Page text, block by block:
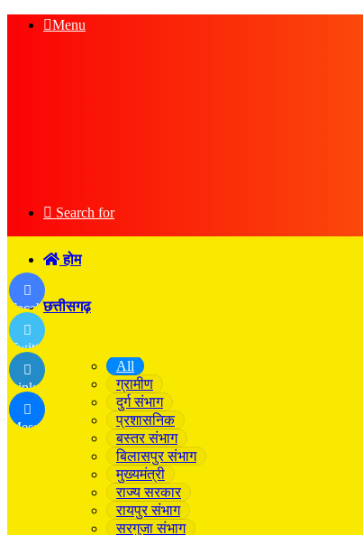
Menu
Search for
होम
छत्तीसगढ़
All
ग्रामीण
दुर्ग संभाग
प्रशासनिक
बस्तर संभाग
बिलासपुर संभाग
मुख्यमंत्री
राज्य सरकार
रायपुर संभाग
सरगुजा संभाग
Facebook
Twitter
LinkedIn
Messenger